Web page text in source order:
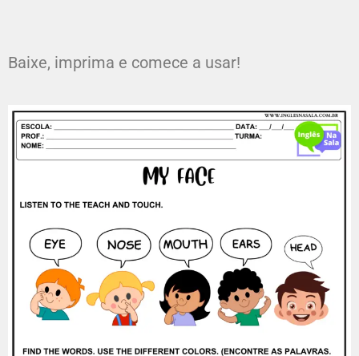
Baixe, imprima e comece a usar!